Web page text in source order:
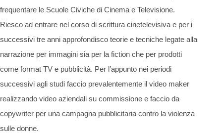
frequentare le Scuole Civiche di Cinema e Televisione.
Riesco ad entrare nel corso di scrittura cinetelevisiva e per i
successivi tre anni approfondisco teorie e tecniche legate alla
narrazione per immagini sia per la fiction che per prodotti
come format TV e pubblicità. Per l’appunto nei periodi
successivi agli studi faccio prevalentemente il video maker
realizzando video aziendali su commissione e faccio da
copywriter per una campagna pubblicitaria contro la violenza
sulle donne.